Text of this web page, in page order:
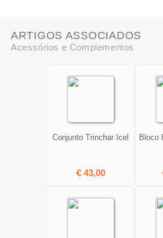
ARTIGOS ASSOCIADOS
Acessórios e Complementos
Conjunto Trinchar Icel
€ 43,00
Bloco